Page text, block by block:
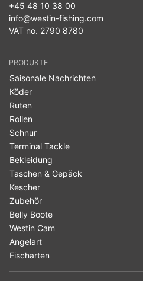
+45 48 10 38 00
info@westin-fishing.com
VAT no. 2790 8780
PRODUKTE
Saisonale Nachrichten
Köder
Ruten
Rollen
Schnur
Terminal Tackle
Bekleidung
Taschen & Gepäck
Kescher
Zubehör
Belly Boote
Westin Cam
Angelart
Fischarten